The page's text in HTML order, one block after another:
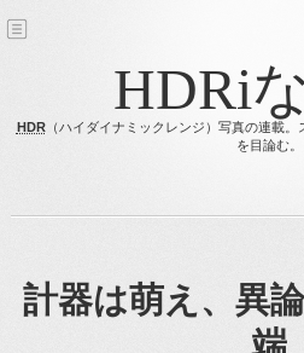
HDRi
HDR（ハイダイナミックレンジ）写真の連載
を目論む。
計器は萌え、異
端